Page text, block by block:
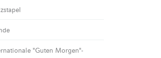
"Guten Morgen"-